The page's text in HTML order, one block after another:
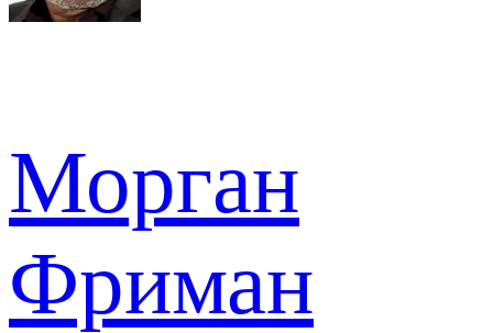
Морган
Фриман